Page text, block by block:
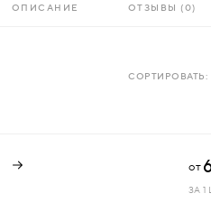
ОПИСАНИЕ ОТЗЫВЫ (0)
СОРТИРОВАТЬ:
от
ЗА 1